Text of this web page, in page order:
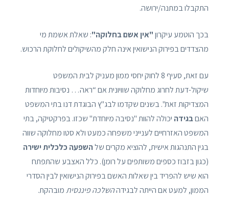
התקבלו במתנה/ירושה.
בכך הוטמע עיקרון"אין אשם בחלוקה": שאלת אשמת מי
מהצדדים בפירוק הנישואין אינה חלק מהשיקולים לחלוקת הרכוש.
עם זאת, סעיף 8 לחוק יחסי ממון מעניק לבית המשפט
שיקול-דעת לחרוג מחלוקה שוויונית אם “ראה… נסיבות מיוחדות
המצדיקות זאת". בשנים שקדמו לבג"ץ הבוגדת דנו בתי המשפט
האםבגידה יכולה להוות "נסיבה מיוחדת" שכזו. בפרקטיקה, בתי
המשפט האזרחיים לענייני משפחה כמעט ולא סטו מחלוקה שווה
בגין התנהגות אישית, להוציא מקרים שלהשפעה כלכלית ישירה
(כגון בזבוז כספים משותפים על רומן). כלל האצבע שהתפתח
הוא שיש להפריד בין שאלות האשם בפירוק הנישואין לבין הסדרי
הממון, למעט אם הייתה לבגידההשלכה פיננסיתמובהקת.